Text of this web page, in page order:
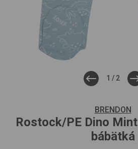
1 / 2
BRENDON
Rostock/PE Dino Mint
bábätká